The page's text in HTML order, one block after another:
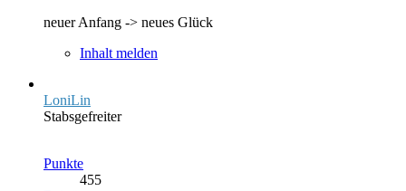
neuer Anfang -> neues Glück
Inhalt melden
LoniLin
Stabsgefreiter
Punkte
455